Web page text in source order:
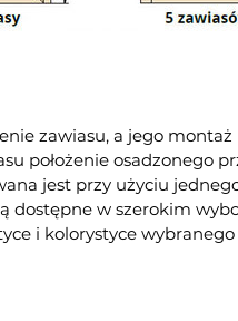
zawiasu, a jego
położenie osadzonego
jest przy użyciu
dostępne w szerokim
i kolorystyce